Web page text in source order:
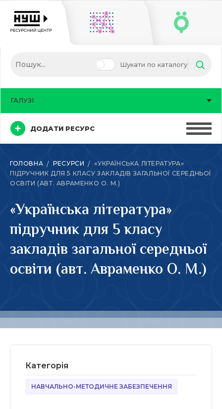
Шукати по каталогу
ДОДАТИ РЕСУРС
ГАЛУЗІ
ГОЛОВНА РЕСУРСИ
«УКРАЇНСЬКА ЛІТЕРАТУРА»
ПІДРУЧНИК ДЛЯ 5 КЛАСУ ЗАКЛАДІВ ЗАГАЛЬНОЇ СЕРЕДНЬОЇ
ОСВІТИ (АВТ. АВРАМЕНКО О. М.)
«Українська література»
підручник для 5 класу
закладів загальної середньої
освіти (авт. Авраменко О. М.)
Категорія
НАВЧАЛЬНО-МЕТОДИЧНЕ ЗАБЕЗПЕЧЕННЯ